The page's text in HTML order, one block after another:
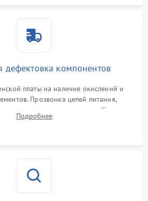
дефектовка компонентов
платы на наличие окислений и
Прозвонка цепей питания,
моторов колес и турбины
состояния оптических и инфракрасных
Подробнее